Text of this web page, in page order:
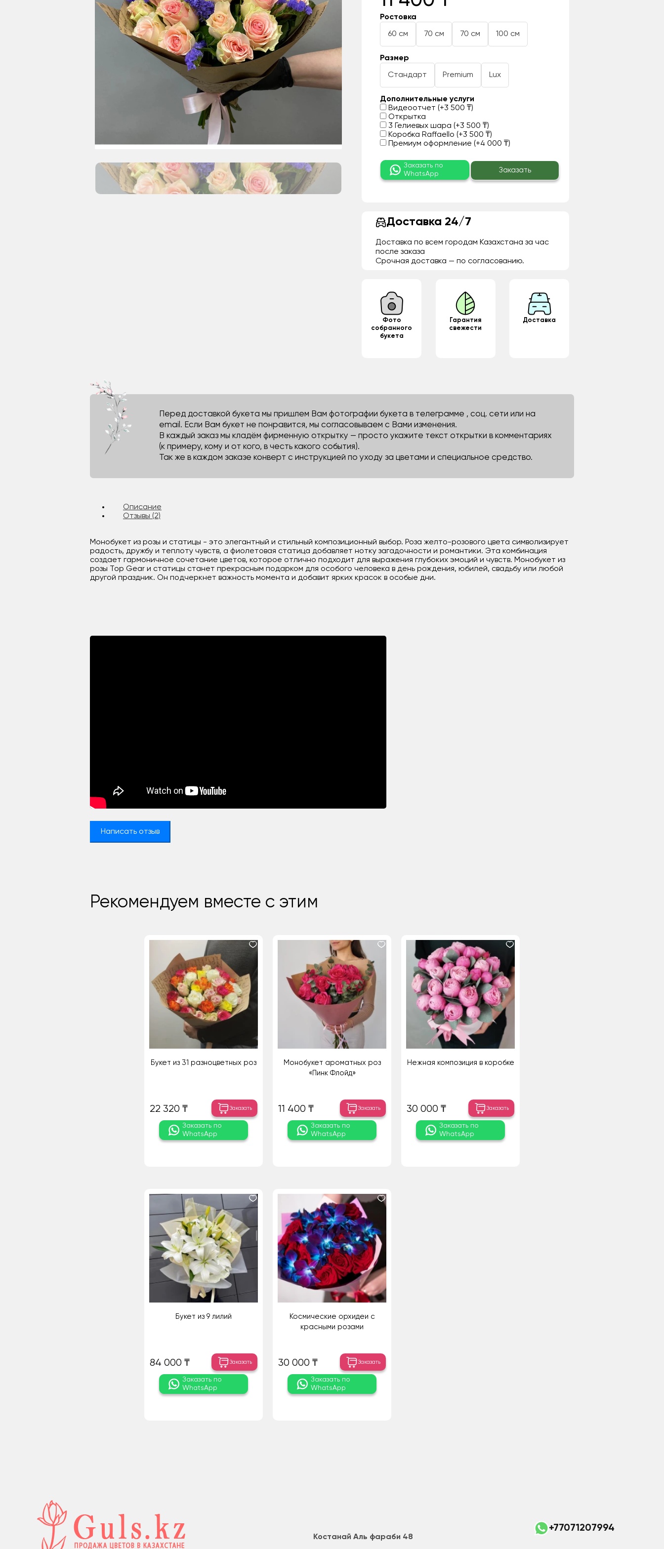
Ростовка
60 см 70 см 70 см 100 см
Размер
Стандарт Premium Lux
Дополнительные услуги
Видеоотчет (+3 500 ₸)
Открытка
3 Гелиевых шара (+3 500 ₸)
Коробка Raffaello (+3 500 ₸)
Премиум оформление (+4 000 ₸)
Заказать по
WhatsApp
Заказать
Доставка 24/7
Доставка по всем городам Казахстана за час
после заказа
Срочная доставка — по согласованию.
Фото
собранного
букета
Гарантия
свежести
Доставка
Перед доставкой букета мы пришлем Вам фотографии букета в телеграмме , соц. сети или на
email. Если Вам букет не понравится, мы согласовываем с Вами изменения.
В каждый заказ мы кладём фирменную открытку — просто укажите текст открытки в комментариях
(к примеру, кому и от кого, в честь какого события).
Так же в каждом заказе конверт с инструкцией по уходу за цветами и специальное средство.
Описание
Отзывы (2)
Монобукет из розы и статицы - это элегантный и стильный композиционный выбор. Роза желто-розового цвета символизирует
радость, дружбу и теплоту чувств, а фиолетовая статица добавляет нотку загадочности и романтики. Эта комбинация
создает гармоничное сочетание цветов, которое отлично подходит для выражения глубоких эмоций и чувств. Монобукет из
розы Top Gear и статицы станет прекрасным подарком для особого человека в день рождения, юбилей, свадьбу или любой
другой праздник. Он подчеркнет важность момента и добавит ярких красок в особые дни.
Написать отзыв
Рекомендуем вместе с этим
Букет из 31 разноцветных роз
22 320 ₸ Заказать
Заказать по
WhatsApp
Монобукет ароматных роз
«Пинк Флойд»
11 400 ₸ Заказать
Заказать по
WhatsApp
Нежная композиция в коробке
30 000 ₸ Заказать
Заказать по
WhatsApp
Букет из 9 лилий
84 000 ₸ Заказать
Заказать по
WhatsApp
Космические орхидеи с
красными розами
30 000 ₸ Заказать
Заказать по
WhatsApp
Костанай Аль фараби 48
+77071207994